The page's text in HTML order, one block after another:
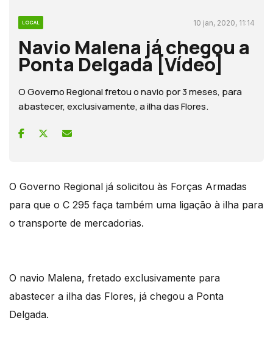
LOCAL 10 jan, 2020, 11:14
Navio Malena já chegou a
Ponta Delgada [Vídeo]
O Governo Regional fretou o navio por 3 meses, para
abastecer, exclusivamente, a ilha das Flores.
O Governo Regional já solicitou às Forças Armadas
para que o C 295 faça também uma ligação à ilha para
o transporte de mercadorias.
O navio Malena, fretado exclusivamente para
abastecer a ilha das Flores, já chegou a Ponta
Delgada.